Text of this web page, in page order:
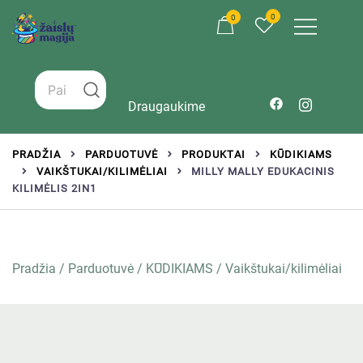
0 0
Draugaukime
PRADŽIA PARDUOTUVĖ PRODUKTAI
KŪDIKIAMS
VAIKŠTUKAI/KILIMĖLIAI
MILLY MALLY EDUKACINIS
KILIMĖLIS 2IN1
Pradžia / Parduotuvė / KŪDIKIAMS / Vaikštukai/kilimėliai